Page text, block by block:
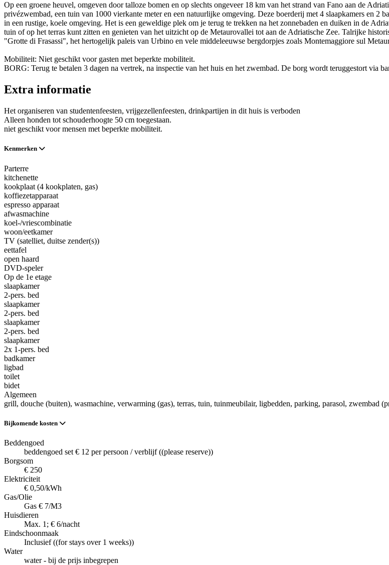
Op een groene heuvel, omgeven door talloze bomen en op slechts ongeveer 18 km van het strand van Fano aan de
privézwembad, een tuin van 1000 vierkante meter en een natuurlijke omgeving. Deze boerderij met 4 slaapkamers en 2
in een rustige, koele omgeving. Het is een geweldige plek om je terug te trekken na het zonnebaden en duiken in de
tuin of op het terras kunt zitten en genieten van het uitzicht op de Metaurovallei tot aan de Adriatische Zee. Talrijke
"Grotte di Frasassi", het hertogelijk paleis van Urbino en vele middeleeuwse bergdorpjes zoals Montemaggiore sul
Mobiliteit: Niet geschikt voor gasten met beperkte mobiliteit.
BORG: Terug te betalen 3 dagen na vertrek, na inspectie van het huis en het zwembad. De borg wordt teruggestort via
Extra informatie
Het organiseren van studentenfeesten, vrijgezellenfeesten, drinkpartijen in dit huis is verboden
Alleen honden tot schouderhoogte 50 cm toegestaan.
niet geschikt voor mensen met beperkte mobiliteit.
Kenmerken
Parterre
kitchenette
kookplaat (4 kookplaten, gas)
koffiezetapparaat
espresso apparaat
afwasmachine
koel-/vriescombinatie
woon/eetkamer
TV (satelliet, duitse zender(s))
eettafel
open haard
DVD-speler
Op de 1e etage
slaapkamer
2-pers. bed
slaapkamer
2-pers. bed
slaapkamer
2-pers. bed
slaapkamer
2x 1-pers. bed
badkamer
ligbad
toilet
bidet
Algemeen
grill, douche (buiten), wasmachine, verwarming (gas), terras, tuin, tuinmeubilair, ligbedden, parking, parasol, zwembad
Bijkomende kosten
Beddengoed
beddengoed set € 12 per persoon / verblijf ((please reserve))
Borgsom
€ 250
Elektriciteit
€ 0,50/kWh
Gas/Olie
Gas € 7/M3
Huisdieren
Max. 1; € 6/nacht
Eindschoonmaak
Inclusief ((for stays over 1 weeks))
Water
water - bij de prijs inbegrepen